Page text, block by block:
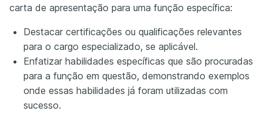
carta de apresentação para uma função específica:
Destacar certificações ou qualificações relevantes
para o cargo especializado, se aplicável.
Enfatizar habilidades específicas que são procuradas
para a função em questão, demonstrando exemplos
onde essas habilidades já foram utilizadas com
sucesso.